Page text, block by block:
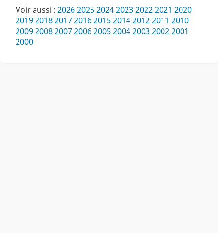
Voir aussi : 202620252024202320222021 2020
20192018201720162015201420122011 2010
200920082007200620052004200320022001
2000